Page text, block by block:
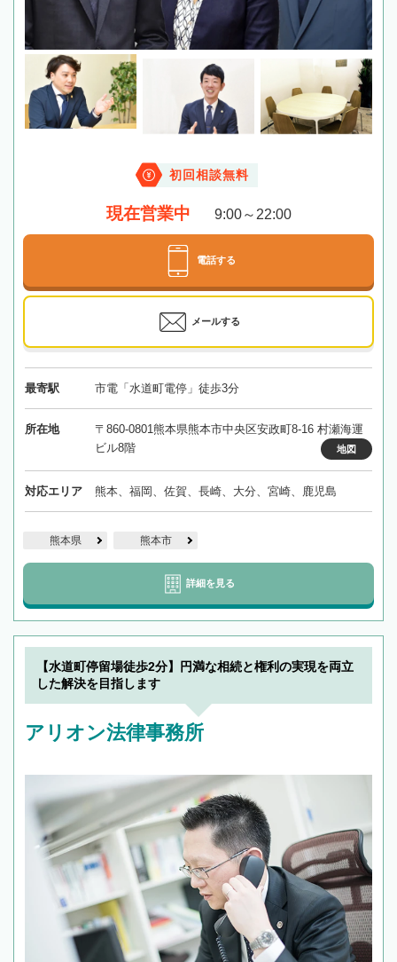
初回相談無料
現在営業中 9:00～22:00
電話する
メールする
最寄駅 市電「水道町電停」徒歩3分
所在地
〒860-0801熊本県熊本市中央区安政町8-16 村瀬海運
ビル8階
地図
対応エリア 熊本、福岡、佐賀、長崎、大分、宮崎、鹿児島
熊本県 熊本市
詳細を見る
【水道町停留場徒歩2分】円満な相続と権利の実現を両立
した解決を目指します
アリオン法律事務所